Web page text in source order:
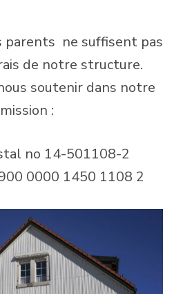
parents ne suffisent pas
de notre structure.
soutenir dans notre
mission :
no 14-501108-2
0000 1450 1108 2